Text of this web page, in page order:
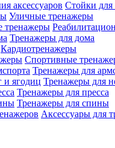
Стойки для
Уличные тренажеры
Тренажеры для дома
Кардиотренажеры
Спортивные
Тренажеры для
Тренажеры для
Тренажеры для пресса
Тренажеры для спины
Аксессуары для